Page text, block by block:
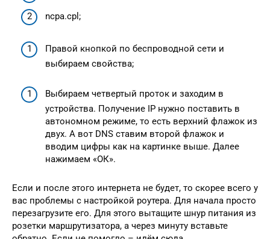
ncpa.cpl;
Правой кнопкой по беспроводной сети и
выбираем свойства;
Выбираем четвертый проток и заходим в
устройства. Получение IP нужно поставить в
автономном режиме, то есть верхний флажок из
двух. А вот DNS ставим второй флажок и
вводим цифры как на картинке выше. Далее
нажимаем «ОК».
Если и после этого интернета не будет, то скорее всего у
вас проблемы с настройкой роутера. Для начала просто
перезагрузите его. Для этого вытащите шнур питания из
розетки маршрутизатора, а через минуту вставьте